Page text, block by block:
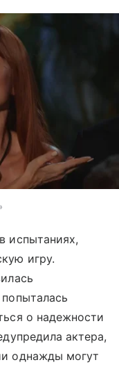
испытаниях,
игру.
о надежности
актера,
однажды могут